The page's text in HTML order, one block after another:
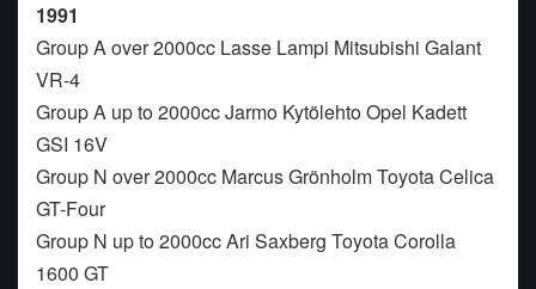
1991
Group A over 2000cc Lasse Lampi Mitsubishi Galant
VR-4
Group A up to 2000cc Jarmo Kytölehto Opel Kadett
GSI 16V
Group N over 2000cc Marcus Grönholm Toyota Celica
GT-Four
Group N up to 2000cc Ari Saxberg Toyota Corolla
1600 GT